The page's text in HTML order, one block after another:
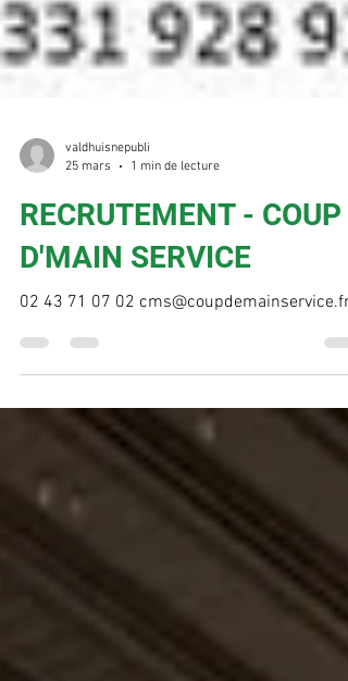
valdhuisnepubli
25 mars
1 min de lecture
RECRUTEMENT - COUP
D'MAIN SERVICE
02 43 71 07 02 cms@coupdemainservice.fr